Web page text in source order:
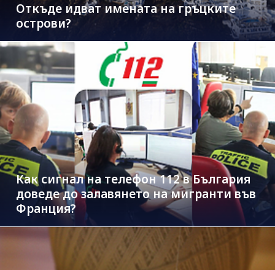
Откъде идват имената на гръцките
острови?
Как сигнал на телефон 112 в България
доведе до залавянето на мигранти във
Франция?